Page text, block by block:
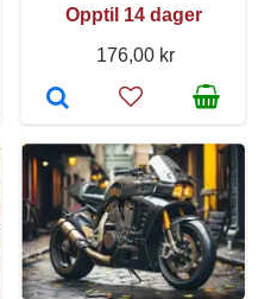
Opptil 14 dager
176,00 kr